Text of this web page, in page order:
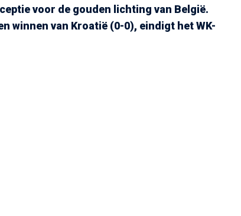
voor de gouden lichting van België.
winnen van Kroatië (0-0), eindigt het WK-